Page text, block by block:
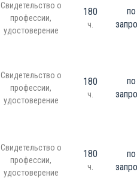
Свидетельство о
профессии,
удостоверение
180
ч.
по
Свидетельство о
профессии,
удостоверение
180
ч.
по
Свидетельство о
профессии,
удостоверение
180
ч.
по